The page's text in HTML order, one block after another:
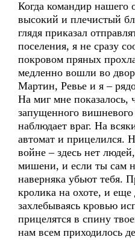
Когда командир нашего
высокий и плечистый
глядя приказал
поселения, я не сразу
покровом пряных
медленно вошли во
Мартин, Ревье и я –
На миг мне показалось,
запущенного вишневого
наблюдает враг. На
автомат и прицелился.
войне – здесь нет
мишени, и если ты сам
наверняка убьют тебя.
кролика на охоте, и еще
захлебываясь кровью
прицелятся в спину
нам всем приходилось